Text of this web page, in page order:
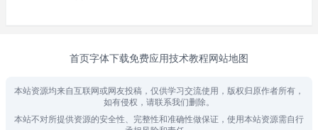
首页字体下载免费应用技术教程网站地图
本站资源均来自互联网或网友投稿，仅供学习交流使用，版权归原作者所有，
如有侵权，请联系我们删除。
本站不对所提供资源的安全性、完整性和准确性做保证，使用本站资源需自行